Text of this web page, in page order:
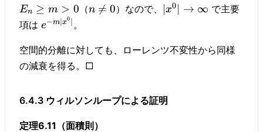
En ≥ m > 0 （n 
= 0）なので、 ∣x0∣ → ∞ で主要
項は e−m∣x0∣ 。
空間的分離に対しても、ローレンツ不変性から同様
の減衰を得る。□
6.4.3 ウィルソンループによる証明
定理6.11（面積則）